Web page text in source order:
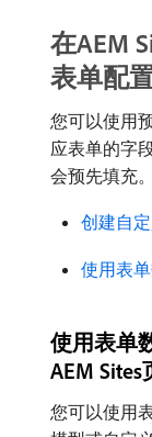
在AEM
表单配
您可以使用
应表单的字
会预先填充
创建自
使用表
使用表单
AEM
您可以使用